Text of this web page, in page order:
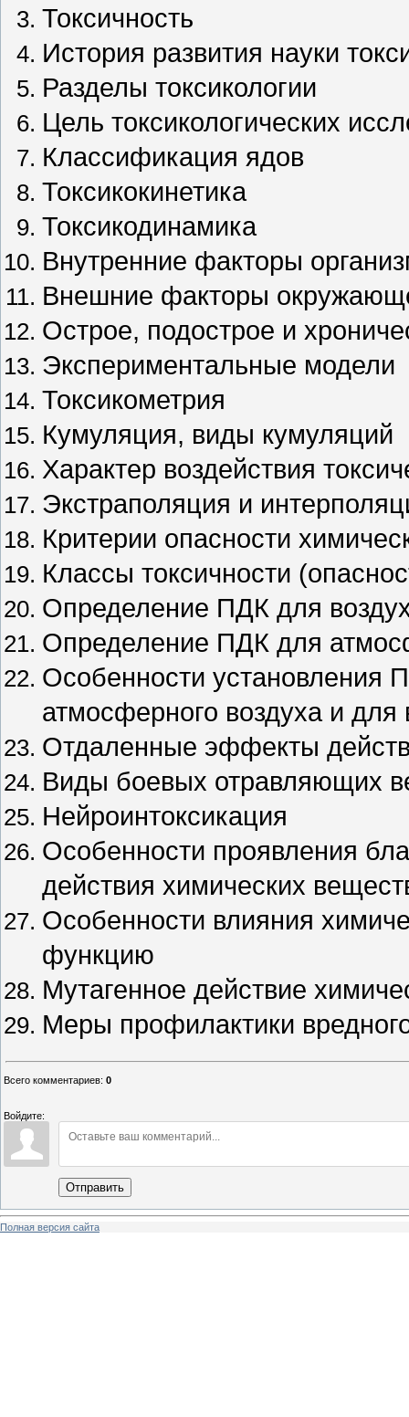
Токсичность
История развития науки
Разделы токсикологии
Цель токсикологических
Классификация ядов
Токсикокинетика
Токсикодинамика
Внутренние факторы
Внешние факторы
Острое, подострое и
Экспериментальные модели
Токсикометрия
Кумуляция, виды кумуляций
Характер воздействия
Экстраполяция и
Критерии опасности
Классы токсичности
Определение ПДК для
Определение ПДК для
Особенности установления
атмосферного воздуха и
Отдаленные эффекты
Виды боевых отравляющих
Нейроинтоксикация
Особенности проявления
действия химических
Особенности влияния
функцию
Мутагенное действие
Меры профилактики
Всего комментариев: 0
Войдите:
Отправить
Полная версия сайта